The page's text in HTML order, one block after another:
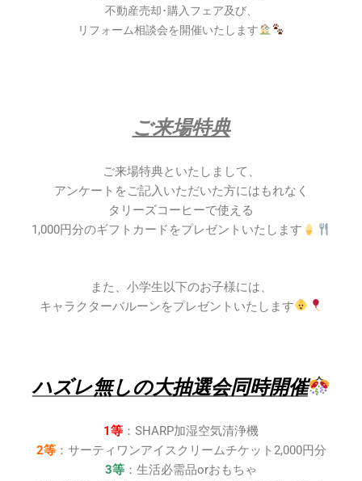
不動産売却･購入フェア及び、
リフォーム相談会を開催いたします
ご来場特典
ご来場特典といたしまして、
アンケートをご記入いただいた方にはもれなく
タリーズコーヒーで使える
1,000円分のギフトカードをプレゼントいたします
また、小学生以下のお子様には、
キャラクターバルーンをプレゼントいたします
ハズレ無しの大抽選会同時開催
1等 ：SHARP加湿空気清浄機
2等：サーティワンアイスクリームチケット2,000円分
3等 ：生活必需品orおもちゃ